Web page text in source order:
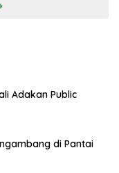
Adakan Public
di Pantai